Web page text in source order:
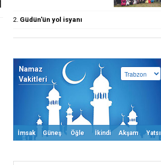
2. Güdün'ün yol isyanı
Namaz
Vakitleri
İmsak Güneş Öğle İkindi Akşam Yatsı